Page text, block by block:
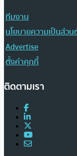
ทีมงาน
นโยบายความเป็นส่วน
Advertise
ตั้งค่าคุกกี้
ติดตามเรา